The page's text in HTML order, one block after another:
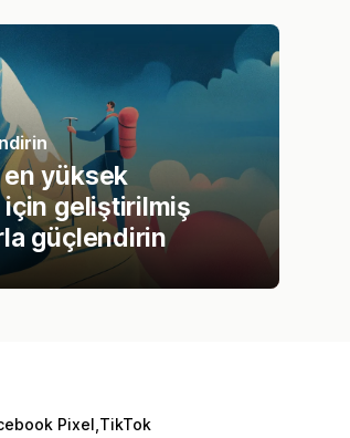
yüksek
geliştirilmiş
güçlendirin
Pixel,TikTok